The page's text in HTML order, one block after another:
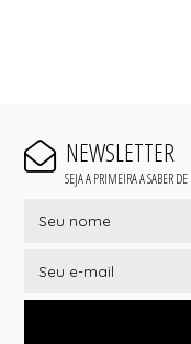
NEWSLETTER
SEJA A PRIMEIRA A SABER